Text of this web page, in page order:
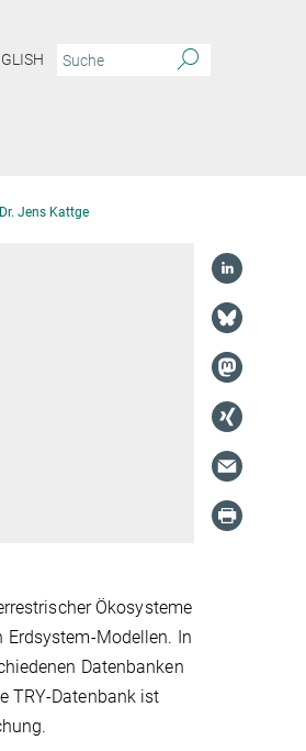
Dr. Jens Kattge
Ökosysteme
Modellen. In
Datenbanken
TRY-Datenbank ist